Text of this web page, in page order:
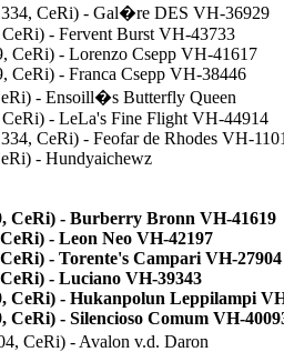
CeRi) - Gal�re DES VH-36929
- Fervent Burst VH-43733
CeRi) - Lorenzo Csepp VH-41617
CeRi) - Franca Csepp VH-38446
- Ensoill�s Butterfly Queen
- LeLa's Fine Flight VH-44914
CeRi) - Feofar de Rhodes VH-
- Hundyaichewz
CeRi) - Burberry Bronn VH-41619
- Leon Neo VH-42197
- Torente's Campari VH-27904
- Luciano VH-39343
CeRi) - Hukanpolun Leppilampi
CeRi) - Silencioso Comum VH-
CeRi) - Avalon v.d. Daron